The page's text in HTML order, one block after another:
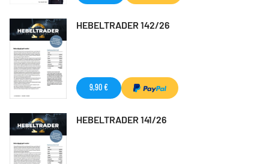
HEBELTRADER 142/26
9,90 €
HEBELTRADER 141/26